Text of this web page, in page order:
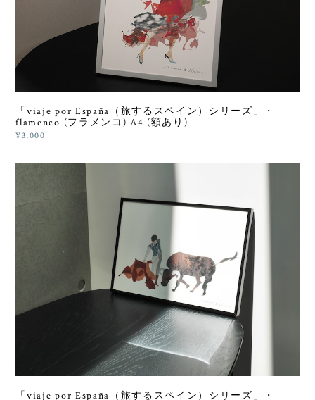
「viaje por España（旅するスペイン）シリーズ」・
flamenco (フラメンコ) A4 (額あり)
¥3,000
「viaje por España（旅するスペイン）シリーズ」・